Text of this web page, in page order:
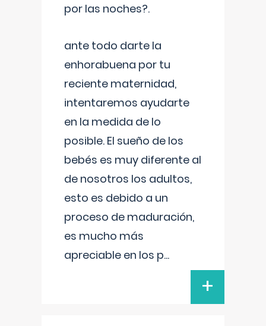
por las noches?.
ante todo darte la
enhorabuena por tu
reciente maternidad,
intentaremos ayudarte
en la medida de lo
posible. El sueño de los
bebés es muy diferente al
de nosotros los adultos,
esto es debido a un
proceso de maduración,
es mucho más
apreciable en los p...
+